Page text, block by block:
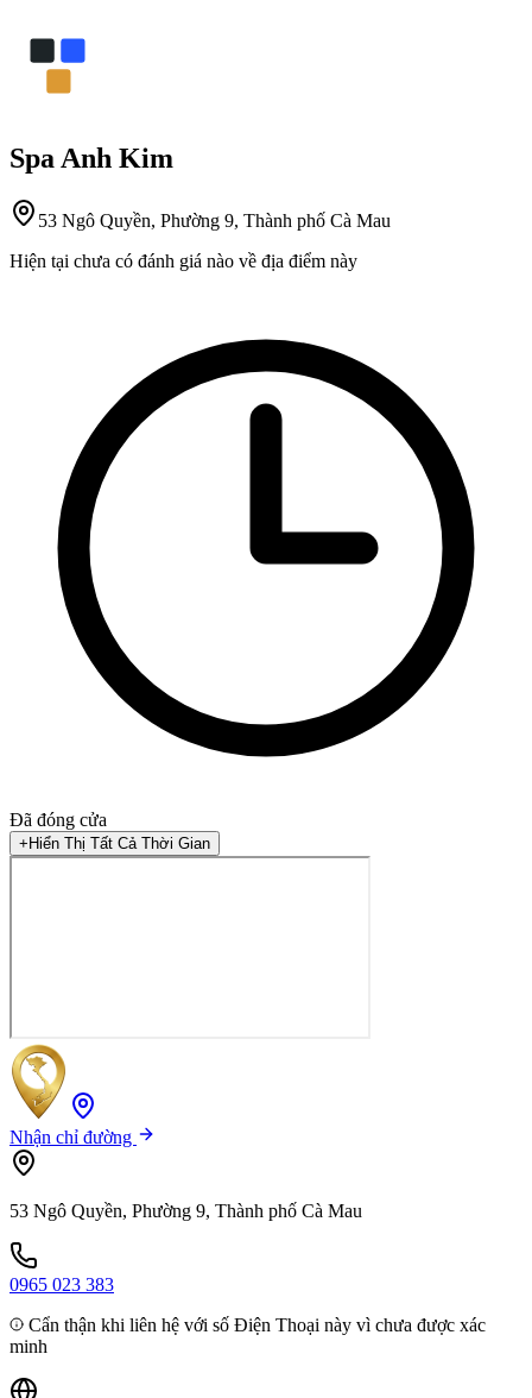
Spa Anh Kim
53 Ngô Quyền, Phường 9, Thành phố Cà Mau
Hiện tại chưa có đánh giá nào về địa điểm này
Đã đóng cửa
+ Hiển Thị Tất Cả Thời Gian
Nhận chỉ đường
53 Ngô Quyền, Phường 9, Thành phố Cà Mau
0965 023 383
Cẩn thận khi liên hệ với số Điện Thoại này vì chưa được xác
minh